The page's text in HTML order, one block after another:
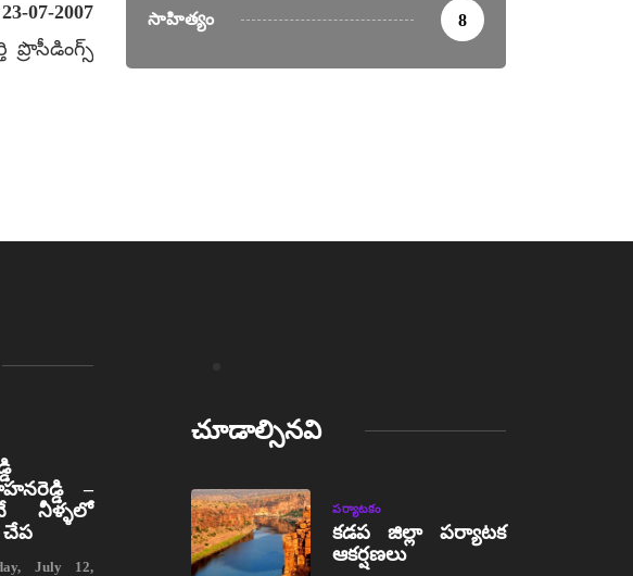
07-2007
సాహిత్యం 8
–
నీళ్ళలో
చేప
July 12,
చూడాల్సినవి
పర్యాటకం
కడప జిల్లా పర్యాటక
ఆకర్షణలు